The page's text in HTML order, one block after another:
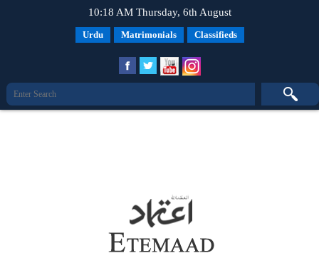
10:18 AM Thursday, 6th August
Urdu Matrimonials Classifieds